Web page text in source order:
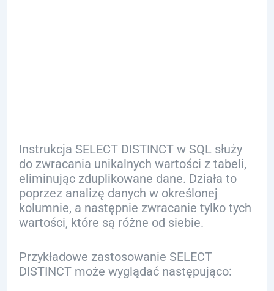
Instrukcja SELECT DISTINCT w SQL służy
do zwracania unikalnych wartości z tabeli,
eliminując zduplikowane dane. Działa to
poprzez analizę danych w określonej
kolumnie, a następnie zwracanie tylko tych
wartości, które są różne od siebie.
Przykładowe zastosowanie SELECT
DISTINCT może wyglądać następująco: